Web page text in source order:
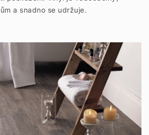
a snadno se udržuje.